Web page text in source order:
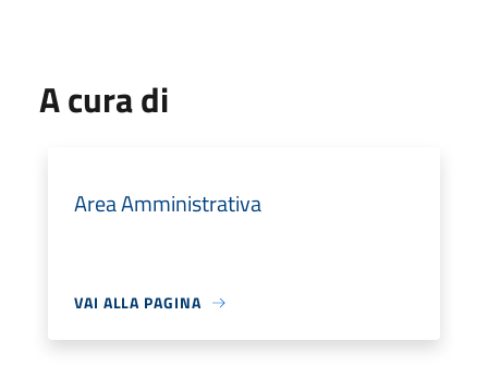
A cura di
Area Amministrativa
VAI ALLA PAGINA